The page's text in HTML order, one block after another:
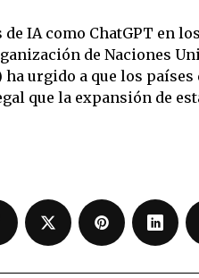
IA como ChatGPT en
de Naciones
urgido a que los países
que la expansión de